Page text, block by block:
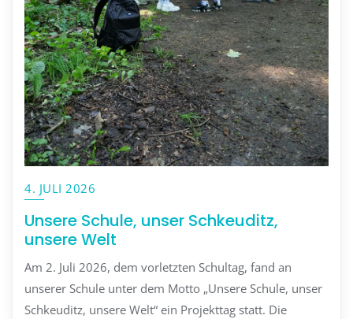
4. JULI 2026
Unsere Schule, unser Schkeuditz,
unsere Welt
Am 2. Juli 2026, dem vorletzten Schultag, fand an
unserer Schule unter dem Motto „Unsere Schule, unser
Schkeuditz, unsere Welt“ ein Projekttag statt. Die